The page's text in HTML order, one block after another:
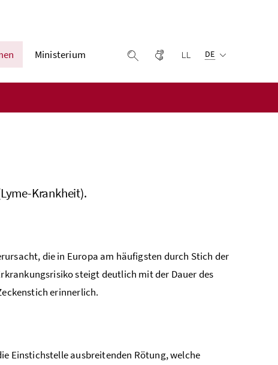
Ministerium Suche einblenden
Gebärdensprache
Leichter lesen
DE
Krankheit).
die in Europa am häufigsten durch Stich der
steigt deutlich mit der Dauer des
erinnerlich.
Einstichstelle ausbreitenden Rötung, welche